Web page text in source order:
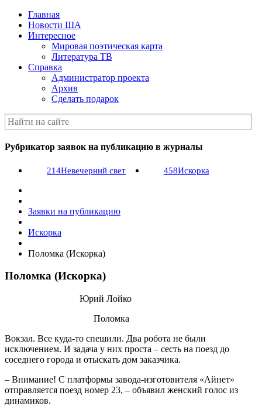
Главная
Новости ША
Интересное
Мировая поэтическая карта
Литература ТВ
Справка
Администратор проекта
Архив
Сделать подарок
Рубрикатор заявок на публикацию в журналы
214Невечерний свет 458Искорка
Заявки на публикацию
Искорка
Поломка (Искорка)
Поломка (Искорка)
Юрий Лойко
Поломка
Вокзал. Все куда-то спешили. Два робота не были
исключением. И задача у них проста – сесть на поезд до
соседнего города и отыскать дом заказчика.
– Внимание! С платформы завода-изготовителя «Айнет»
отправляется поезд номер 23, – объявил женский голос из
динамиков.